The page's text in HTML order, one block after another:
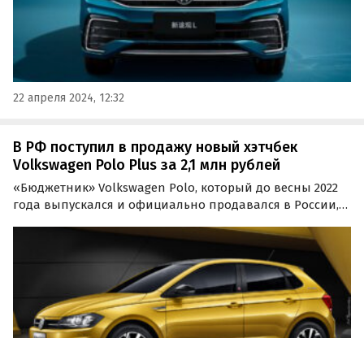
22 апреля 2024, 12:32
В РФ поступил в продажу новый хэтчбек
Volkswagen Polo Plus за 2,1 млн рублей
«Бюджетник» Volkswagen Polo, который до весны 2022
года выпускался и официально продавался в России,
пятидверный Polo Plus китайской сборки предлагает
привезти под заказ мультибрендовый автосалон из…